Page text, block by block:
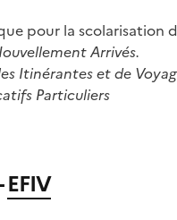
pour la scolarisation
Arrivés.
Itinérantes et de
Particuliers
EFIV